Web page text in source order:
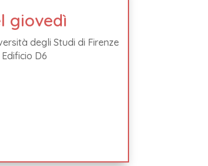
giovedì
degli Studi di Firenze
D6